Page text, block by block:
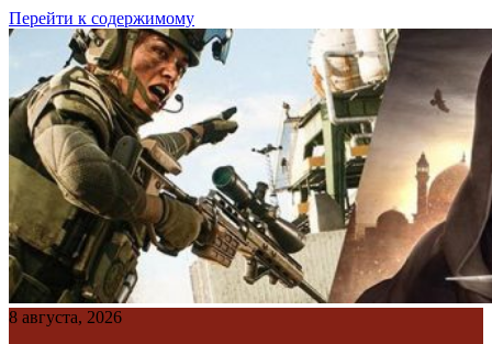
Перейти к содержимому
8 августа, 2026